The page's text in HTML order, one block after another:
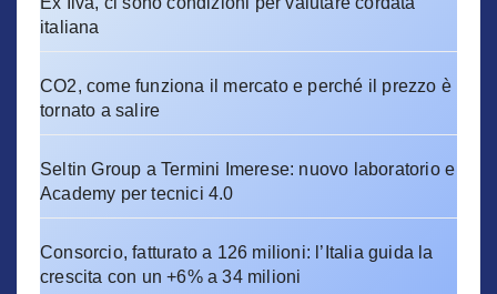
italiana
CO2, come funziona il mercato e perché il prezzo è
tornato a salire
Seltin Group a Termini Imerese: nuovo laboratorio e
Academy per tecnici 4.0
Consorcio, fatturato a 126 milioni: l’Italia guida la
crescita con un +6% a 34 milioni